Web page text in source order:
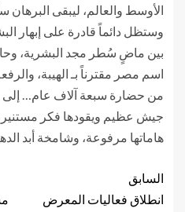
الأوسط والعالم، ليبقى
وستظل دائماً قادرة على إبهار
بين ماضٍ سُطر مجد البشرية،
اسم مصر مقترناً بـ الهيبة،
من حضارة سبعة آلاف عام… إلى
جيش عظيم ويقودها فكر
هاماتها مرفوعة، وشامخة أبد
السابق
انطلاق فعاليات المعرض